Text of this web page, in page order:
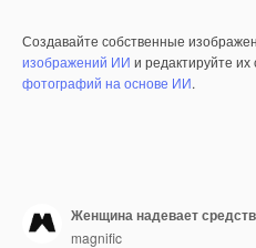
Создавайте собственные
изображений ИИ и редактируйте
фотографий на основе ИИ.
Женщина надевает
magnific